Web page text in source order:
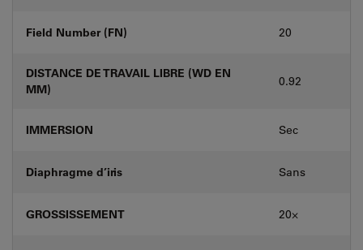
Field Number (FN) 20
DISTANCE DE TRAVAIL LIBRE (WD EN
MM)
0.92
IMMERSION Sec
Diaphragme d’iris Sans
GROSSISSEMENT 20⨉